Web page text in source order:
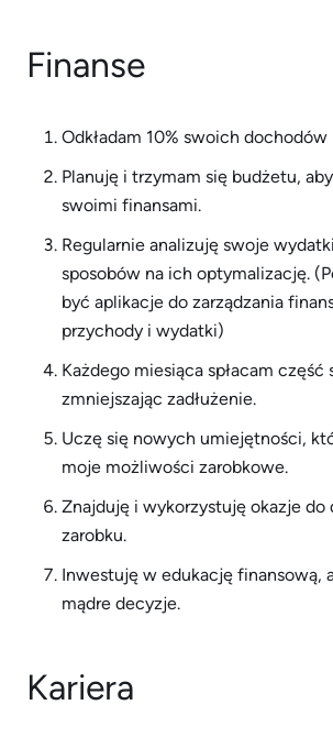
Finanse
Odkładam 10% swoich
Planuję i trzymam się budżetu,
swoimi finansami.
Regularnie analizuję swoje
sposobów na ich optymalizację.
być aplikacje do zarządzania
przychody i wydatki)
Każdego miesiąca spłacam część
zmniejszając zadłużenie.
Uczę się nowych umiejętności,
moje możliwości zarobkowe.
Znajduję i wykorzystuję okazje do
zarobku.
Inwestuję w edukację finansową,
mądre decyzje.
Kariera